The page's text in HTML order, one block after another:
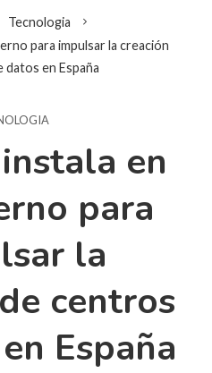
Tecnologia
para impulsar la creación
en España
en
para
la
centros
España